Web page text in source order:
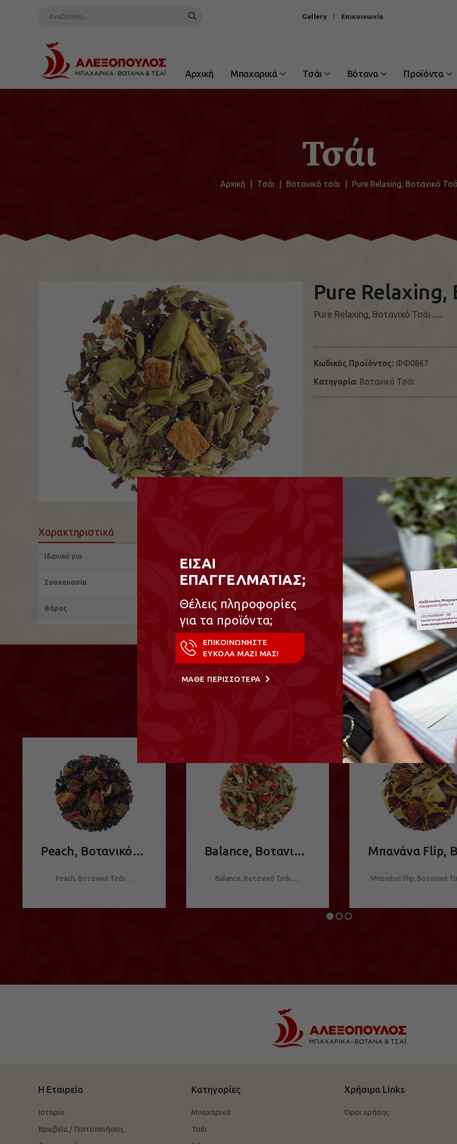
Gallery Επικοινωνία
Αρχική Μπαχαρικά Τσάι Βότανα Προϊόντα
Τσάι
Αρχική Τσάι Βοτανικό τσάι Pure Relaxing, Βοτανικό
Pure Relaxing,
Pure Relaxing, Βοτανικό Τσάι….
Κωδικός Προϊόντος: ΦΦ0867
Κατηγορία: Βοτανικό Τσάι
Χαρακτηριστικά
Ιδανικό για
Συσκευασία Doypack, Σακουλάκι
Βάρος 100gr, 75gr
Σχετικά προϊόντα
Peach, Βοτανικό Τσάι
Peach, Βοτανικό Τσάι…
Balance, Βοτανικό Τσάι
Balance, Βοτανικό Τσάι…. Μπανάνα Flip, Βοτανικό
Η Εταιρεία
Ιστορία
Βραβεία / Πιστοποιήσεις
Κατηγορίες
Μπαχαρικά
Τσάι
Χρήσιμα Links
Όροι χρήσης
ΕΙΣΑΙ
ΕΠΑΓΓΕΛΜΑΤΙΑΣ;
Θέλεις πληροφορίες
για τα προϊόντα;
ΕΠΙΚΟΙΝΩΝΗΣΤΕ
ΕΥΚΟΛΑ ΜΑΖΙ ΜΑΣ!
ΜΑΘΕ ΠΕΡΙΣΣΟΤΕΡΑ